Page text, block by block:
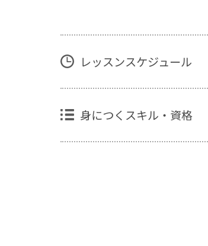
レッスンスケジュール
身につくスキル・資格